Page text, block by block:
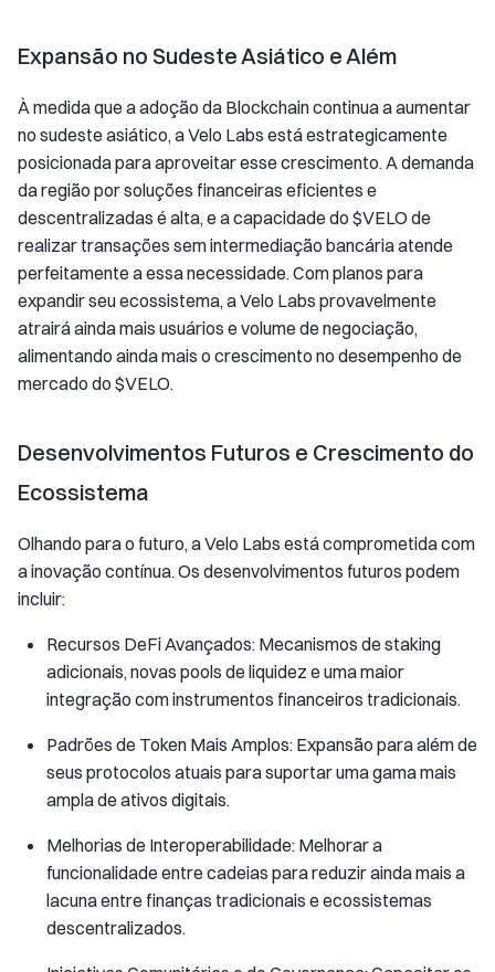
Expansão no Sudeste Asiático e Além
À medida que a adoção da Blockchain continua a aumentar
no sudeste asiático, a Velo Labs está estrategicamente
posicionada para aproveitar esse crescimento. A demanda
da região por soluções financeiras eficientes e
descentralizadas é alta, e a capacidade do $VELO de
realizar transações sem intermediação bancária atende
perfeitamente a essa necessidade. Com planos para
expandir seu ecossistema, a Velo Labs provavelmente
atrairá ainda mais usuários e volume de negociação,
alimentando ainda mais o crescimento no desempenho de
mercado do $VELO.
Desenvolvimentos Futuros e Crescimento do
Ecossistema
Olhando para o futuro, a Velo Labs está comprometida com
a inovação contínua. Os desenvolvimentos futuros podem
incluir:
Recursos DeFi Avançados: Mecanismos de staking
adicionais, novas pools de liquidez e uma maior
integração com instrumentos financeiros tradicionais.
Padrões de Token Mais Amplos: Expansão para além de
seus protocolos atuais para suportar uma gama mais
ampla de ativos digitais.
Melhorias de Interoperabilidade: Melhorar a
funcionalidade entre cadeias para reduzir ainda mais a
lacuna entre finanças tradicionais e ecossistemas
descentralizados.